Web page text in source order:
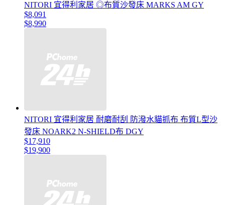
NITORI 宜得利家居 ◎布質沙發床 MARKS AM GY
$8,091
$8,990
NITORI 宜得利家居 耐磨耐刮 防潑水貓抓布 布質L型沙
發床 NOARK2 N-SHIELD布 DGY
$17,910
$19,900